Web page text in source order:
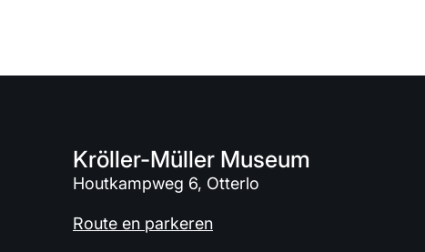
Kröller-Müller Museum
Houtkampweg 6, Otterlo
Route en parkeren